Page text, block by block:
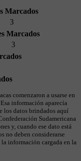
Marcados
3
Marcados
3
comenzaron a usarse en
información aparecía
los datos brindados aquí
Sudamericana
y, cuando ese dato está
no deben considerarse
información cargada en la